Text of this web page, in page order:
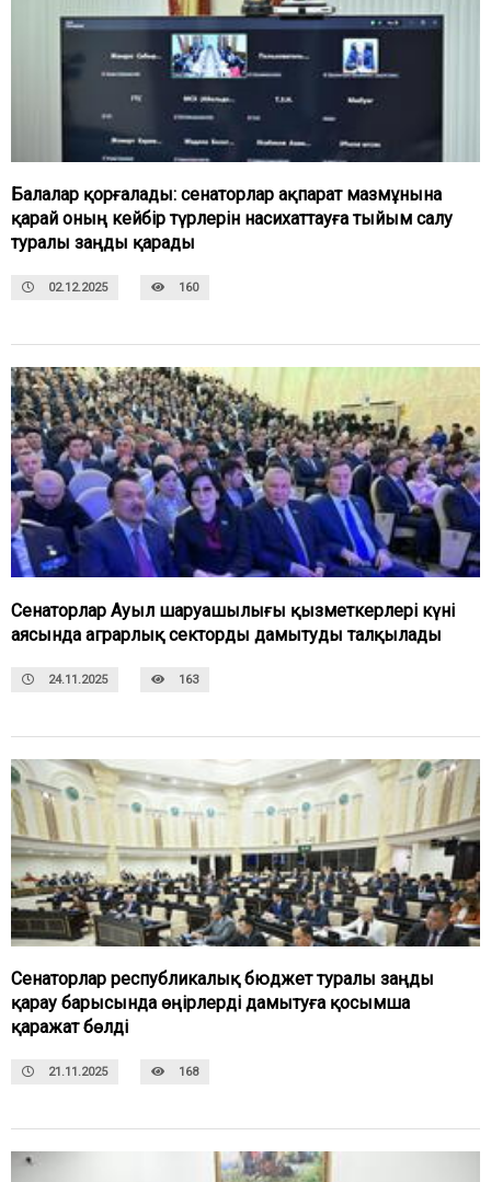
Балалар қорғалады: сенаторлар ақпарат мазмұнына
қарай оның кейбір түрлерін насихаттауға тыйым салу
туралы заңды қарады
02.12.2025 160
Сенаторлар Ауыл шаруашылығы қызметкерлері күні
аясында аграрлық секторды дамытуды талқылады
24.11.2025 163
Сенаторлар республикалық бюджет туралы заңды
қарау барысында өңірлерді дамытуға қосымша
қаражат бөлді
21.11.2025 168